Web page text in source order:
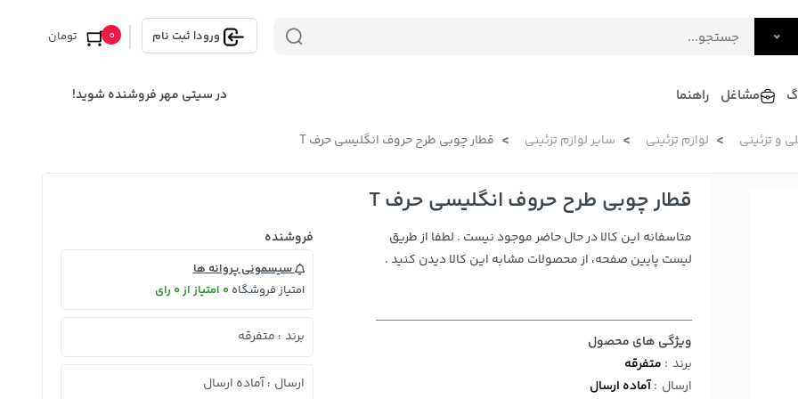
ورود| ثبت نام تومان 0
فرآورده های لبنی
دکوراسیون داخلی و تزئینی
سرو و پذیرایی
لوازم حیوانات خانگی
مشاغل راهنما در سیتی مهر فروشنده شوید!
و تزئینی لوازم تزئینی سایر لوازم تزئینی قطار چوبی طرح حروف انگلیسی حرف T
قطار چوبی طرح حروف انگلیسی حرف T
متاسفانه این کالا در حال حاضر موجود نیست . لطفا از طریق
لیست پایین صفحه، از محصولات مشابه این کالا دیدن کنید .
ویژگی های محصول
برند : متفرقه
ارسال :آماده ارسال
فروشنده
سیسمونی پروانه ها
امتیاز فروشگاه0 امتیاز از 0 رای
برند : متفرقه
ارسال :آماده ارسال